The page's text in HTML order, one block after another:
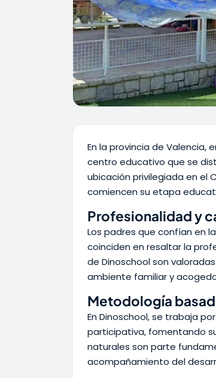
En la provincia de Valencia,
centro educativo que se
ubicación privilegiada en el
comiencen su etapa
Profesionalidad y
Los padres que confían en
coinciden en resaltar la
de Dinoschool son
ambiente familiar y
Metodología
En Dinoschool, se trabaja
participativa, fomentando
naturales son parte
acompañamiento del